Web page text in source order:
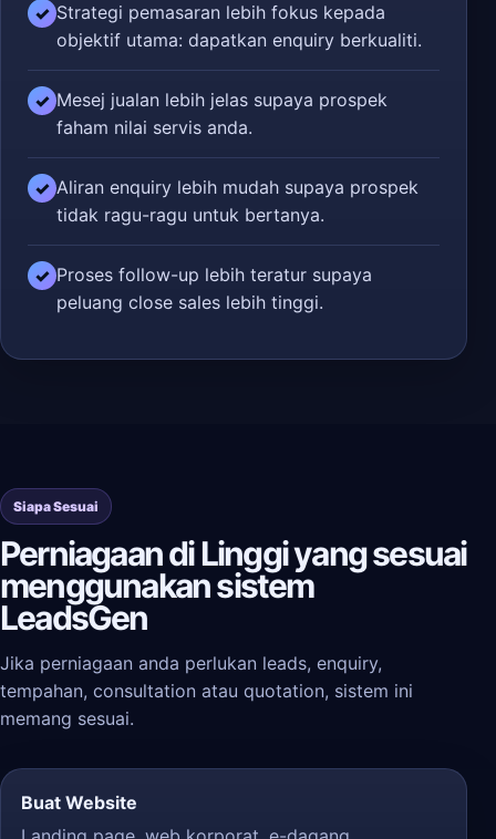
✓ Strategi pemasaran lebih fokus kepada
objektif utama: dapatkan enquiry berkualiti.
✓ Mesej jualan lebih jelas supaya prospek
faham nilai servis anda.
✓ Aliran enquiry lebih mudah supaya prospek
tidak ragu-ragu untuk bertanya.
✓ Proses follow-up lebih teratur supaya
peluang close sales lebih tinggi.
Siapa Sesuai
Perniagaan di Linggi yang sesuai
menggunakan sistem
LeadsGen
Jika perniagaan anda perlukan leads, enquiry,
tempahan, consultation atau quotation, sistem ini
memang sesuai.
Buat Website